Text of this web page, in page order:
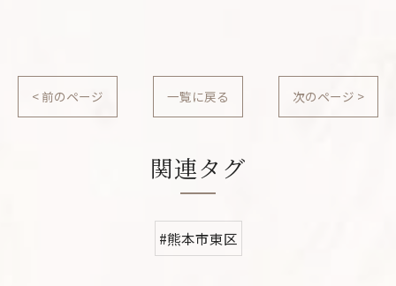
< 前のページ 一覧に戻る 次のページ >
関連タグ
#熊本市東区